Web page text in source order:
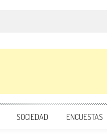
SOCIEDAD ENCUESTAS